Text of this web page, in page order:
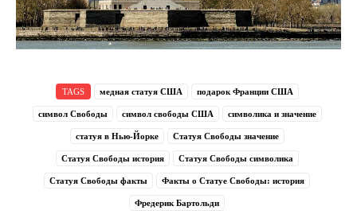
TAGS медная статуя США подарок Франции США
символ Свободы символ свободы США символика и значение
статуя в Нью-Йорке Статуя Свободы значение
Статуя Свободы история Статуя Свободы символика
Статуя Свободы факты Факты о Статуе Свободы: история
Фредерик Бартольди